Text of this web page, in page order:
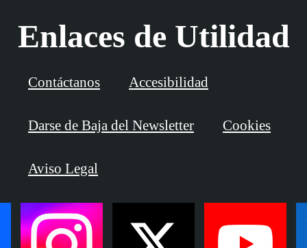
Enlaces de Utilidad
Contáctanos Accesibilidad
Darse de Baja del Newsletter Cookies
Aviso Legal